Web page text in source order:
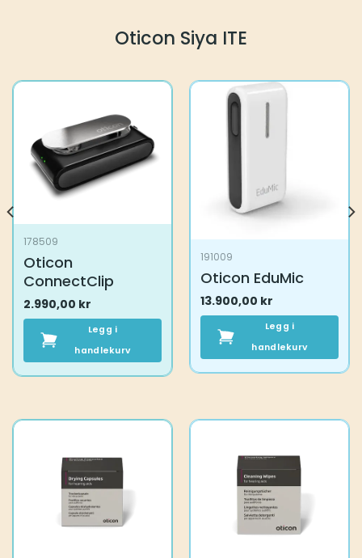
Oticon Siya ITE
178509
Oticon
ConnectClip
2.990,00 kr
Legg i
handlekurv
191009
Oticon EduMic
13.900,00 kr
Legg i
handlekurv